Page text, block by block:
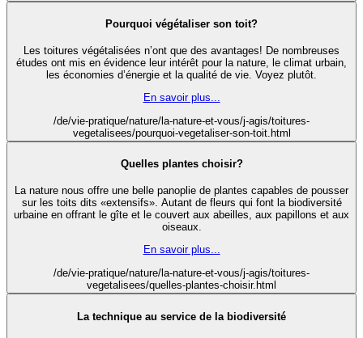
Pourquoi végétaliser son toit?
Les toitures végétalisées n’ont que des avantages! De nombreuses
études ont mis en évidence leur intérêt pour la nature, le climat urbain,
les économies d’énergie et la qualité de vie. Voyez plutôt.
En savoir plus...
/de/vie-pratique/nature/la-nature-et-vous/j-agis/toitures-
vegetalisees/pourquoi-vegetaliser-son-toit.html
Quelles plantes choisir?
La nature nous offre une belle panoplie de plantes capables de pousser
sur les toits dits «extensifs». Autant de fleurs qui font la biodiversité
urbaine en offrant le gîte et le couvert aux abeilles, aux papillons et aux
oiseaux.
En savoir plus...
/de/vie-pratique/nature/la-nature-et-vous/j-agis/toitures-
vegetalisees/quelles-plantes-choisir.html
La technique au service de la biodiversité